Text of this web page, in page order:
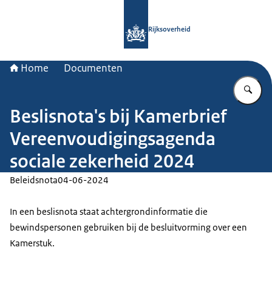
Rijksoverheid
Home Documenten
Beslisnota's bij Kamerbrief
Vereenvoudigingsagenda
sociale zekerheid 2024
Beleidsnota04-06-2024
In een beslisnota staat achtergrondinformatie die
bewindspersonen gebruiken bij de besluitvorming over een
Kamerstuk.